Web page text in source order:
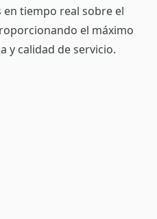
tiempo real sobre el
el máximo
y calidad de servicio.